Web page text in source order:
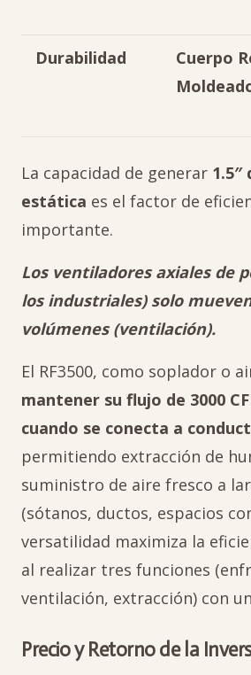
Durabilidad
Cuerpo
La capacidad de generar 1.5″
estática es el factor de
importante.
Los ventiladores axiales de
los industriales) solo
volúmenes (ventilación).
El RF3500, como soplador o
mantener su flujo de 3000
cuando se conecta a
permitiendo extracción de
suministro de aire fresco a
(sótanos, ductos, espacios
versatilidad maximiza la
al realizar tres funciones
ventilación, extracción) con
Precio y Retorno de la